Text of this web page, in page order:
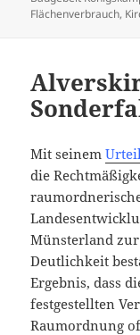
Flächenverbrauch,
Mit seinem
die
Münsterland
Deutlichkeit
Ergebnis, dass
festgestellten
Raumordnung